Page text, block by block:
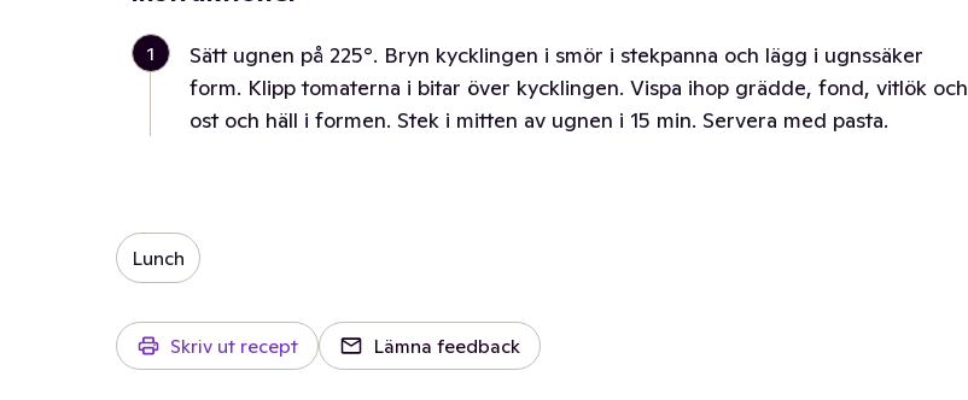
1
Sätt ugnen på 225°. Bryn kycklingen i smör i stekpanna och lägg i ugnssäker
form. Klipp tomaterna i bitar över kycklingen. Vispa ihop grädde, fond, vitlök och
ost och häll i formen. Stek i mitten av ugnen i 15 min. Servera med pasta.
Lunch
Skriv ut recept Lämna feedback